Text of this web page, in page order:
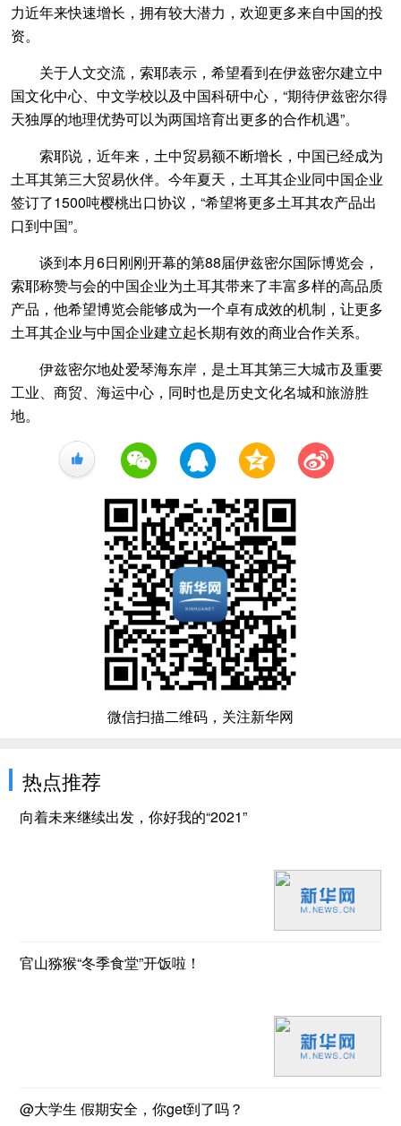
力近年来快速增长，拥有较大潜力，欢迎更多来自中国的投
资。
关于人文交流，索耶表示，希望看到在伊兹密尔建立中
国文化中心、中文学校以及中国科研中心，“期待伊兹密尔得
天独厚的地理优势可以为两国培育出更多的合作机遇”。
索耶说，近年来，土中贸易额不断增长，中国已经成为
土耳其第三大贸易伙伴。今年夏天，土耳其企业同中国企业
签订了1500吨樱桃出口协议，“希望将更多土耳其农产品出
口到中国”。
谈到本月6日刚刚开幕的第88届伊兹密尔国际博览会，
索耶称赞与会的中国企业为土耳其带来了丰富多样的高品质
产品，他希望博览会能够成为一个卓有成效的机制，让更多
土耳其企业与中国企业建立起长期有效的商业合作关系。
伊兹密尔地处爱琴海东岸，是土耳其第三大城市及重要
工业、商贸、海运中心，同时也是历史文化名城和旅游胜
地。
+1
微信扫描二维码，关注新华网
热点推荐
向着未来继续出发，你好我的“2021”
官山猕猴“冬季食堂”开饭啦！
@大学生 假期安全，你get到了吗？